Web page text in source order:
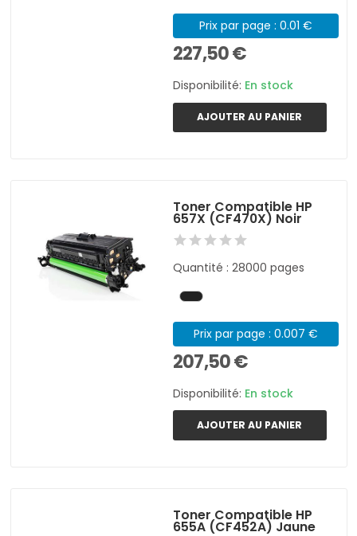
Prix par page : 0.01 €
227,50 €
Disponibilité: En stock
AJOUTER AU PANIER
Toner Compatible HP
657X (CF470X) Noir
Quantité : 28000 pages
Prix par page : 0.007 €
207,50 €
Disponibilité: En stock
AJOUTER AU PANIER
Toner Compatible HP
655A (CF452A) Jaune